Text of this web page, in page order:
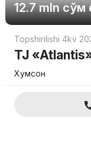
12.7 mln сўм
Topshirilishi 4kv
TJ
Хумсон